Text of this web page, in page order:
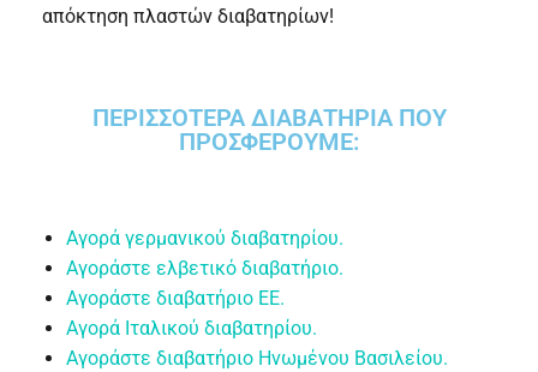
απόκτηση πλαστών διαβατηρίων!
ΠΕΡΙΣΣΌΤΕΡΑ ΔΙΑΒΑΤΉΡΙΑ ΠΟΥ
ΠΡΟΣΦΈΡΟΥΜΕ:
Αγορά γερμανικού διαβατηρίου.
Αγοράστε ελβετικό διαβατήριο.
Αγοράστε διαβατήριο ΕΕ.
Αγορά Ιταλικού διαβατηρίου.
Αγοράστε διαβατήριο Ηνωμένου Βασιλείου.